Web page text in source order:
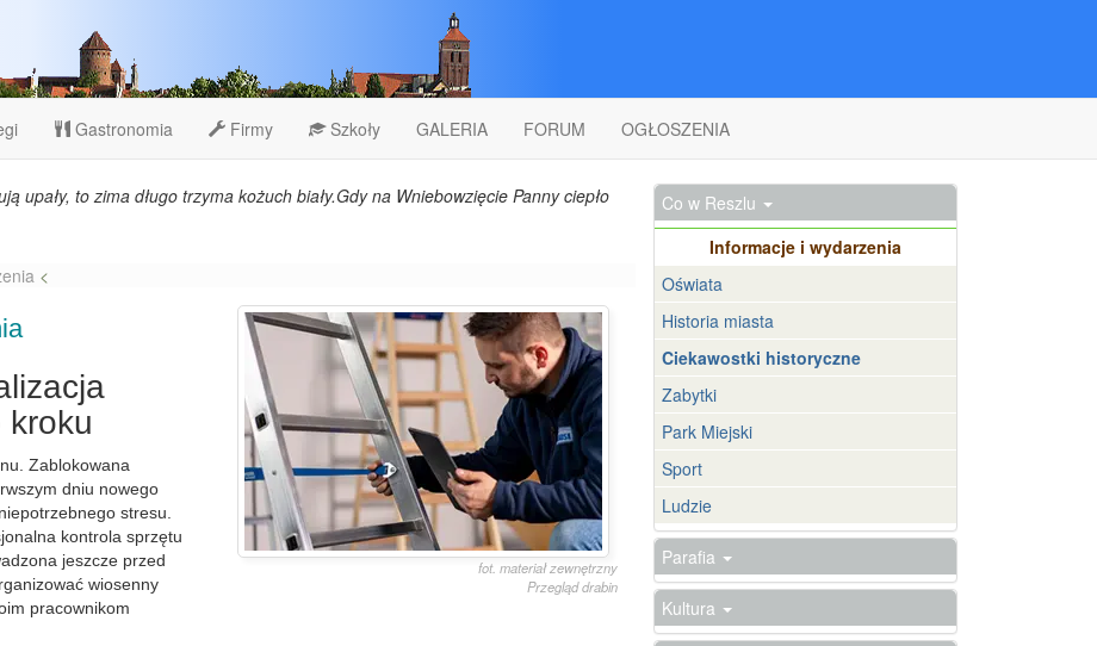
Gastronomia Firmy Szkoły GALERIA FORUM OGŁOSZENIA
upały, to zima długo trzyma kożuch biały.Gdy na Wniebowzięcie Panny ciepło
<
kroku
Zablokowana
dniu nowego
stresu.
kontrola sprzętu
jeszcze przed
wiosenny
pracownikom
fot. materiał zewnętrzny
Przegląd drabin
Co w Reszlu
Informacje i wydarzenia
Oświata
Historia miasta
Ciekawostki historyczne
Zabytki
Park Miejski
Sport
Ludzie
Parafia
Kultura